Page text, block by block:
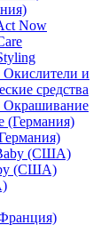
Now
Окислители и
средства
Окрашивание
(США)